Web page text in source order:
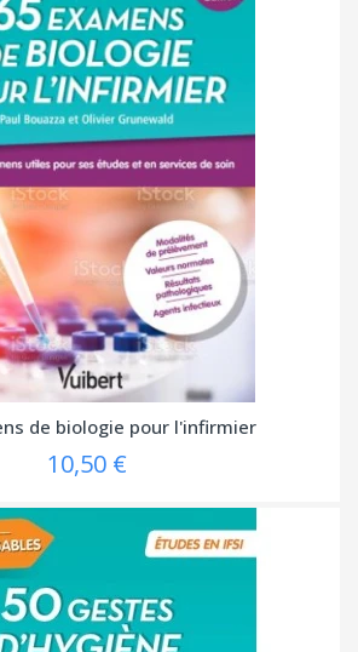
de biologie pour l'infirmier
10,50 €